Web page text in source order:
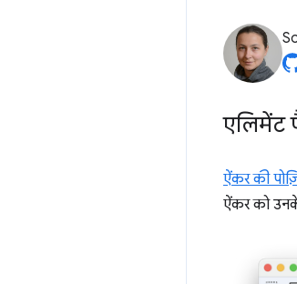
एलिमेंट
ऐंकर की
ऐंकर को